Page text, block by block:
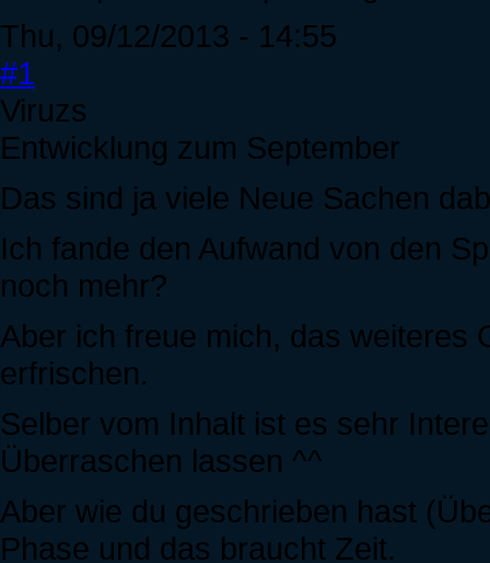
Thu, 09/12/2013 - 14:55
#1
Viruzs
Entwicklung zum September
Das sind ja viele Neue Sachen
Ich fande den Aufwand von den
noch mehr?
Aber ich freue mich, das weiteres
erfrischen.
Selber vom Inhalt ist es sehr
Überraschen lassen ^^
Aber wie du geschrieben hast
Phase und das braucht Zeit.